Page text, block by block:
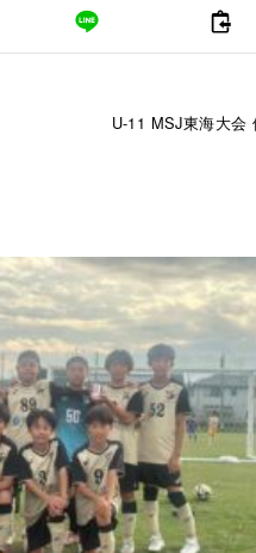
U-11 MSJ東海大会